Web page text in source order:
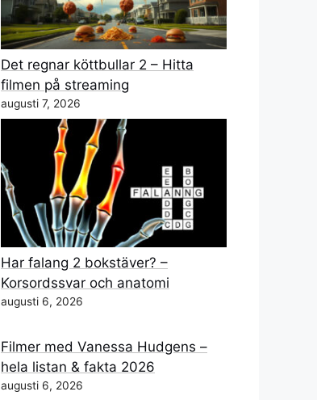
Det regnar köttbullar 2 – Hitta
filmen på streaming
augusti 7, 2026
Har falang 2 bokstäver? –
Korsordssvar och anatomi
augusti 6, 2026
Filmer med Vanessa Hudgens –
hela listan & fakta 2026
augusti 6, 2026